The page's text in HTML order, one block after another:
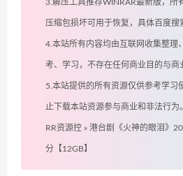
3.解压工具推荐WINRAR最新版，所
压缩包损坏可用于恢复，具体百度搜
4.本站所有内容均由互联网收集整理
考、学习，不存在任何商业目的与商
5.本站提供的所有资源仅供参考学习
止下载本站资源参与商业和非法行为。
RR资源控 » 港台剧《火神的眼泪》
分【12GB】